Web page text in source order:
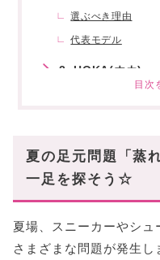
選ぶべき理由
代表モデル
2. HOKA(ホカ)
3. Salomon(サロ
選ぶべき理由
スタハ編集部の「
夏の足元問題「蒸
一足を探そう☆
夏場、スニーカーやシュ
さまざまな問題が発生し